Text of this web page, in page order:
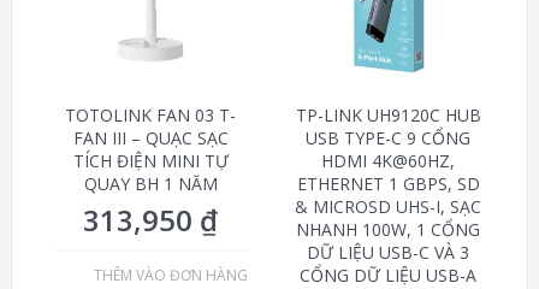
TOTOLINK FAN 03 T-
FAN III – QUẠC SẠC
TÍCH ĐIỆN MINI TỰ
QUAY BH 1 NĂM
313,950 ₫
THÊM VÀO ĐƠN HÀNG
TP-LINK UH9120C HUB
USB TYPE-C 9 CỔNG
HDMI 4K@60HZ,
ETHERNET 1 GBPS, SD
& MICROSD UHS-I, SẠC
NHANH 100W, 1 CỔNG
DỮ LIỆU USB-C VÀ 3
CỔNG DỮ LIỆU USB-A